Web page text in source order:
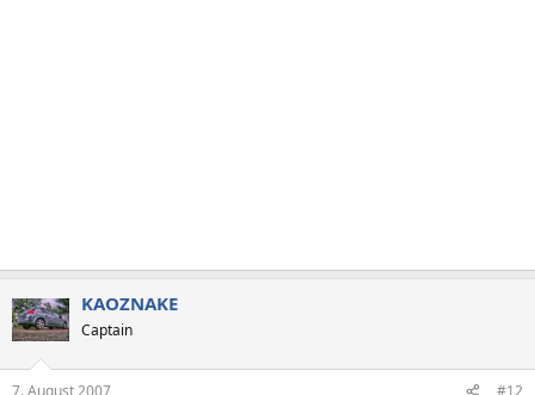
KAOZNAKE
Captain
7. August 2007 #12